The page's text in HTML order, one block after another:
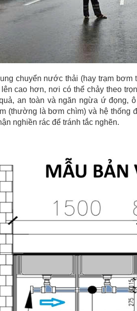
chuyển nước thải (hay trạm
cao hơn, nơi có thể chảy theo
an toàn và ngăn ngừa ứ đọng,
(thường là bơm chìm) và hệ thống
nghiền rác để tránh tắc nghẽn.